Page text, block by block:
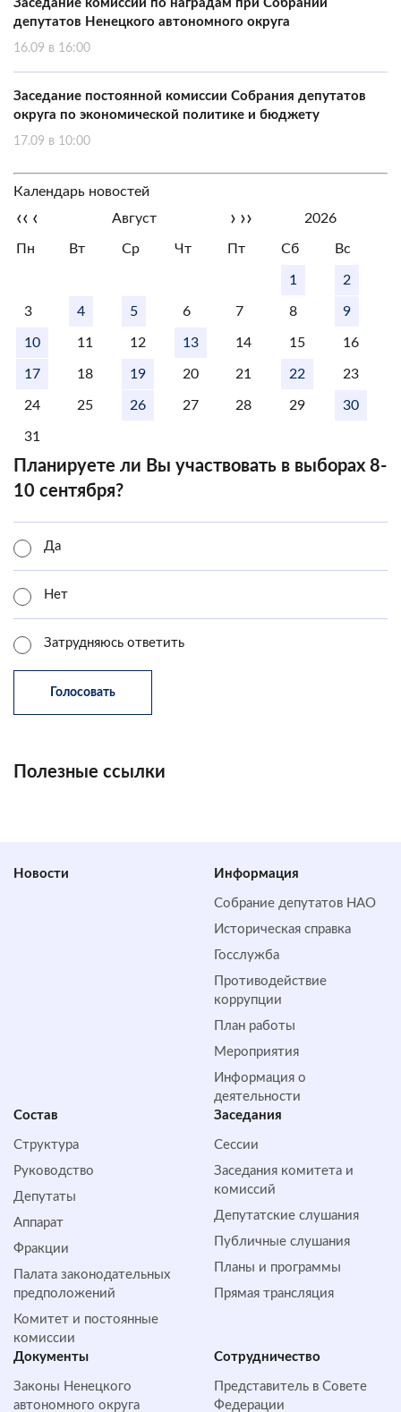
Заседание комиссии по наградам при Собрании
депутатов Ненецкого автономного округа
16.09 в 16:00
Заседание постоянной комиссии Собрания депутатов
округа по экономической политике и бюджету
17.09 в 10:00
Календарь новостей
‹‹ ‹ Август › ›› 2026
Пн Вт Ср Чт Пт Сб Вс
1 2
3 4 5 6 7 8 9
10 11 12 13 14 15 16
17 18 19 20 21 22 23
24 25 26 27 28 29 30
31
Планируете ли Вы участвовать в выборах 8-
10 сентября?
Да
Нет
Затрудняюсь ответить
Полезные ссылки
Новости Информация
Собрание депутатов НАО
Историческая справка
Госслужба
Противодействие
коррупции
План работы
Мероприятия
Информация о
деятельности
Состав
Структура
Руководство
Депутаты
Аппарат
Фракции
Палата законодательных
предположений
Комитет и постоянные
комиссии
Заседания
Сессии
Заседания комитета и
комиссий
Депутатские слушания
Публичные слушания
Планы и программы
Прямая трансляция
Документы
Законы Ненецкого
автономного округа
Сотрудничество
Представитель в Совете
Федерации